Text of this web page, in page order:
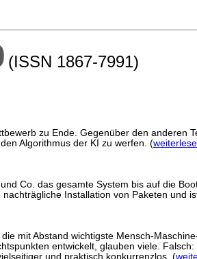
(ISSN 1867-7991)
zu Ende. Gegenüber den anderen
Algorithmus der KI zu werfen. (
Co. das gesamte System bis auf die
Installation von Paketen und
mit Abstand wichtigste Mensch-
entwickelt, glauben viele.
und praktisch konkurrenzlos. (